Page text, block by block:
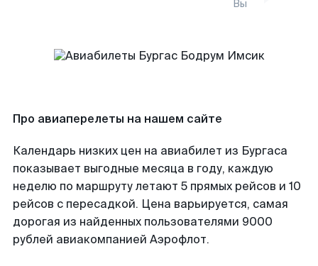
Вы
Про авиаперелеты на нашем сайте
Календарь низких цен на авиабилет из Бургаса
показывает выгодные месяца в году, каждую
неделю по маршруту летают 5 прямых рейсов и 10
рейсов с пересадкой. Цена варьируется, самая
дорогая из найденных пользователями 9000
рублей авиакомпанией Аэрофлот.